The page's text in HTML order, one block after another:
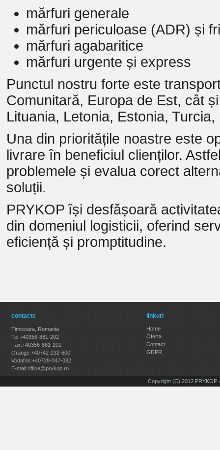
mărfuri generale
mărfuri periculoase (ADR) și
mărfuri agabaritice
mărfuri urgente și express
Punctul nostru forte este
Comunitară, Europa de Est, cât
Lituania, Letonia, Estonia,
Una din prioritățile noastre este
livrare în beneficiul clienților.
problemele și evalua corect
soluții.
PRYKOP își desfășoară
din domeniul logisticii, oferind
eficiență și promptitudine.
contacte
Timisoara, Romania
Tel:+40356-881-202
Fax:+40356-881-201
Orange:+40742-232-600
Vodafon:+40728-047-082
E-mail:office@prykop.ro
linkuri
Home
Oferta
Contact
GDPR
Copyright (C) 2012